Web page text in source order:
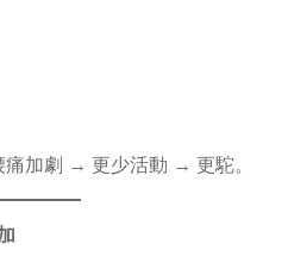
加劇 → 更少活動 → 更駝。